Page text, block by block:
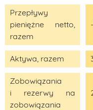
Przepływy
pieniężne netto,
razem
Aktywa, razem
Zobowiązania
i rezerwy na
zobowiązania